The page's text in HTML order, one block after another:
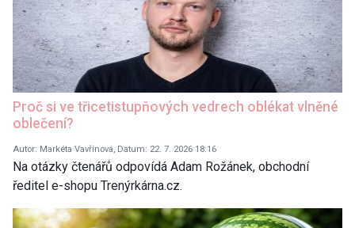
Proč si ve třicetistupňových vedrech oblékat vlněné
oblečení?
Autor: Markéta Vavřinová, Datum: 22. 7. 2026 18:16
Na otázky čtenářů odpovídá Adam Rožánek, obchodní
ředitel e-shopu Trenýrkárna.cz.